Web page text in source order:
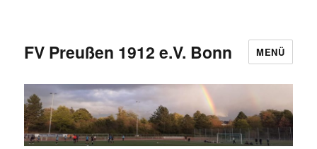
FV Preußen 1912 e.V. Bonn MENÜ